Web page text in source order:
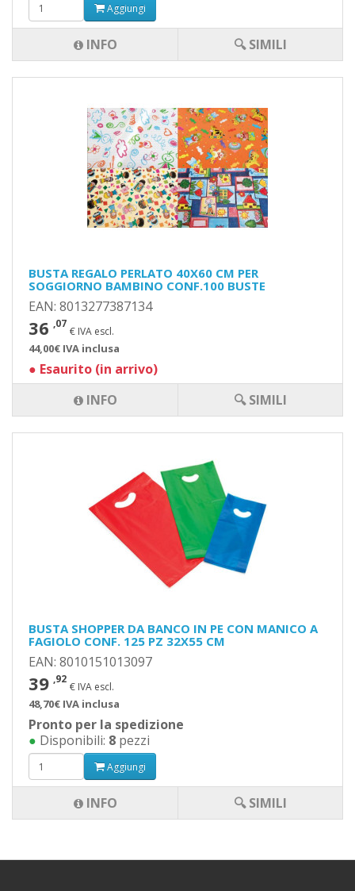
BUSTA SHOPPER DA BANCO IN PE CON MANICO A
FAGIOLO CONF. 125 PZ 32X55 CM
EAN: 8010151013097
39 ,92
€ IVA escl.
48,70€ IVA inclusa
Pronto per la spedizione
● Disponibili: 8 pezzi
Aggiungi
INFO 🔍 SIMILI
Aggiungi
INFO 🔍 SIMILI
BUSTA REGALO PERLATO 40X60 CM PER
SOGGIORNO BAMBINO CONF.100 BUSTE
EAN: 8013277387134
36 ,07
€ IVA escl.
44,00€ IVA inclusa
● Esaurito (in arrivo)
INFO
🔍 SIMILI